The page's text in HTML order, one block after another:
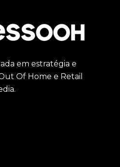
em estratégia e
Of Home e Retail